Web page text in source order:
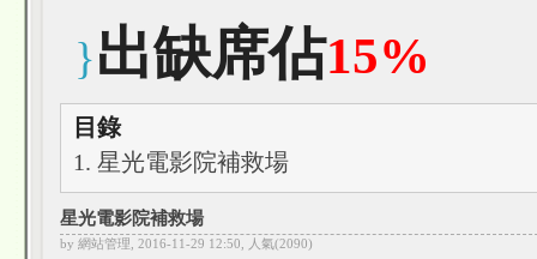
}出缺席佔15%
目錄
1. 星光電影院補救場
星光電影院補救場
by 網站管理, 2016-11-29 12:50, 人氣(2090)